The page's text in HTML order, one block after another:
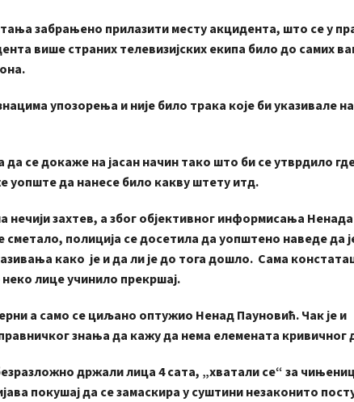
забрањено прилазити месту акцидента, што се у
више страних телевизијских екипа било до самих
упозорења и није било трака које би указивале на
докаже на јасан начин тако што би се утврдило где
уопште да нанесе било какву штету итд.
захтев, а због објективног информисања Ненада
полиција се досетила да уопштено наведе да
како је и да ли је до тога дошло. Сама
лице учинило прекршај.
а само се циљано оптужио Ненад Пауновић. Чак је и
знања да кажу да нема елемената кривичног
држали лица 4 сата, „хватали се“ за
покушај да се замаскира у суштини незаконито